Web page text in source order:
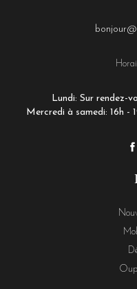
Lundi: Sur rendez-
Mercredi à samedi: 16h -